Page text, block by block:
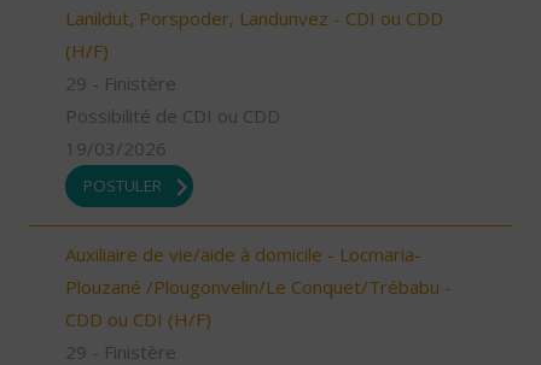
Lanildut, Porspoder, Landunvez - CDI ou CDD
(H/F)
29 - Finistère
Possibilité de CDI ou CDD
19/03/2026
POSTULER
Auxiliaire de vie/aide à domicile - Locmaria-
Plouzané /Plougonvelin/Le Conquet/Trébabu -
CDD ou CDI (H/F)
29 - Finistère